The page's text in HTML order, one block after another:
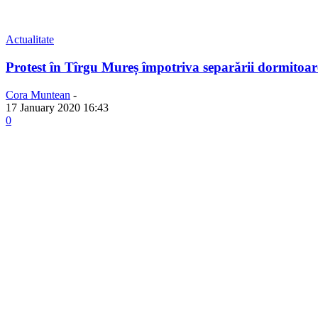
Actualitate
Protest în Tîrgu Mureș împotriva separării
Cora Muntean -
17 January 2020 16:43
0